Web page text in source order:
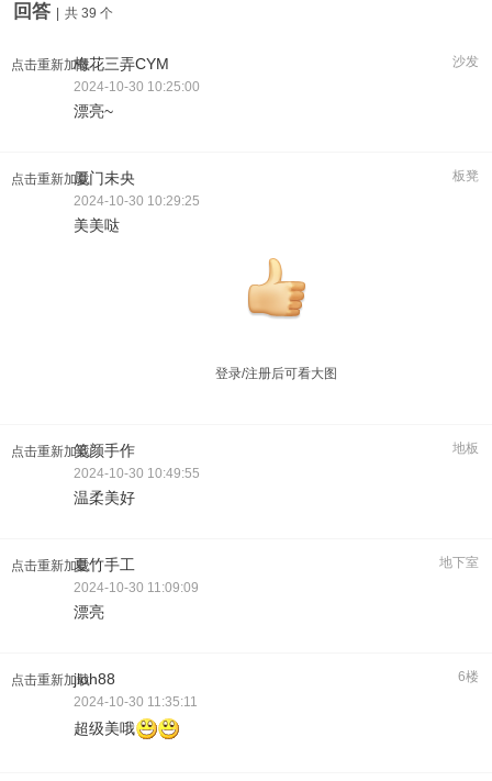
回答 共 39 个
点击重新加载 沙发
梅花三弄CYM
2024-10-30 10:25:00
漂亮~
点击重新加载 板凳
厦门未央
2024-10-30 10:29:25
美美哒
登录/注册后可看大图
点击重新加载 地板
笑颜手作
2024-10-30 10:49:55
温柔美好
点击重新加载 地下室
夏竹手工
2024-10-30 11:09:09
漂亮
点击重新加载 6楼
jloh88
2024-10-30 11:35:11
超级美哦